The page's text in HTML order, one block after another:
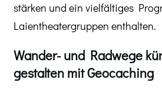
stärken und ein vielfältiges
Laientheatergruppen enthalten.
Wander- und Radwege
gestalten mit Geocaching